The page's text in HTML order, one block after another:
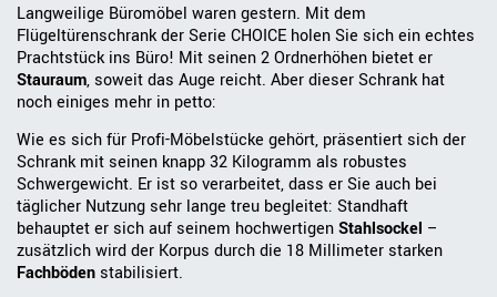
Langweilige Büromöbel waren gestern. Mit dem
Flügeltürenschrank der Serie CHOICE holen Sie sich ein echtes
Prachtstück ins Büro! Mit seinen 2 Ordnerhöhen bietet er
Stauraum, soweit das Auge reicht. Aber dieser Schrank hat
noch einiges mehr in petto:
Wie es sich für Profi-Möbelstücke gehört, präsentiert sich der
Schrank mit seinen knapp 32 Kilogramm als robustes
Schwergewicht. Er ist so verarbeitet, dass er Sie auch bei
täglicher Nutzung sehr lange treu begleitet: Standhaft
behauptet er sich auf seinem hochwertigenStahlsockel –
zusätzlich wird der Korpus durch die 18 Millimeter starken
Fachböden stabilisiert.